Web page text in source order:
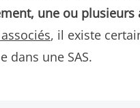
une ou plusieurs
, il existe
dans une SAS.